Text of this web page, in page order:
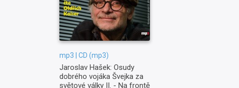
mp3 | CD (mp3)
Jaroslav Hašek: Osudy
dobrého vojáka Švejka za
světové války II. - Na frontě